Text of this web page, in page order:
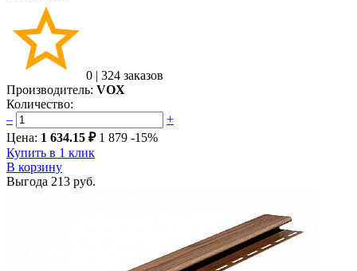
0 | 324 заказов
Производитель: VOX
Количество:
–
+
Цена: 1 634.15 ₽ 1 879 -15%
Купить в 1 клик
В корзину
Выгода 213 руб.